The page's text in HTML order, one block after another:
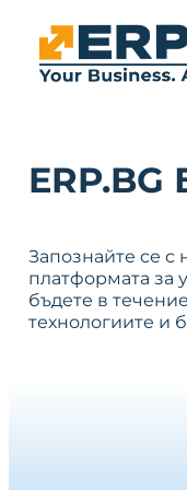
ERP.BG
Запознайте се с
платформата за
бъдете в
технологиите и